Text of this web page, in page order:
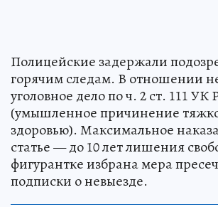
Полицейские задержали
горячим следам. В отношении
уголовное дело по ч. 2 ст. 111 УК
(умышленное причинение
здоровью). Максимальное
статье — до 10 лет лишения
фигурантке избрана мера
подписки о невыезде.